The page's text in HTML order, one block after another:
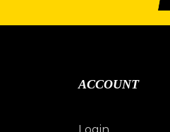
ACCOUNT